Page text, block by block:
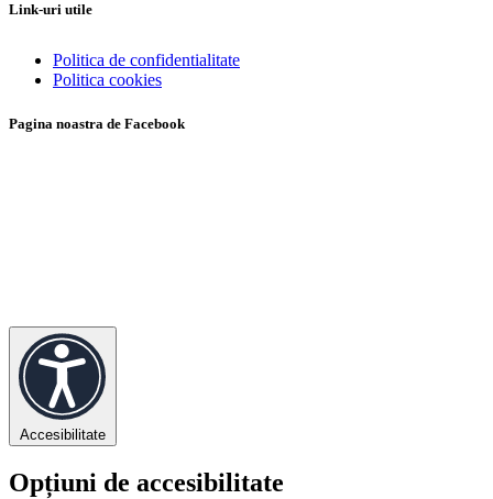
Link-uri utile
Politica de confidentialitate
Politica cookies
Pagina noastra de Facebook
Accesibilitate
Opțiuni de accesibilitate